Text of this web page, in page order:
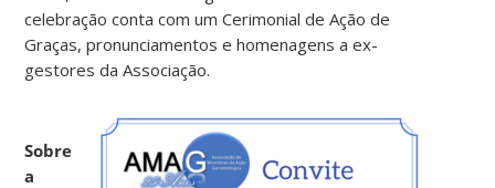
celebração conta com um Cerimonial de Ação de
Graças, pronunciamentos e homenagens a ex-
gestores da Associação.
Sobre
a